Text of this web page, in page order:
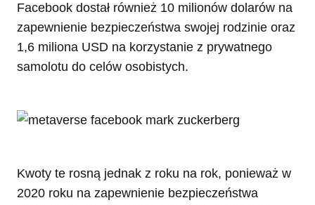
Facebook dostał również 10 milionów dolarów na
zapewnienie bezpieczeństwa swojej rodzinie oraz
1,6 miliona USD na korzystanie z prywatnego
samolotu do celów osobistych.
Kwoty te rosną jednak z roku na rok, ponieważ w
2020 roku na zapewnienie bezpieczeństwa